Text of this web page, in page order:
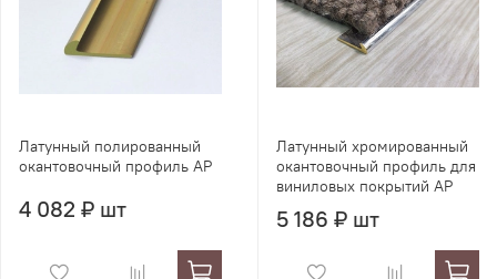
Латунный полированный
окантовочный профиль AP
4 082 ₽ шт
Латунный хромированный
окантовочный профиль для
виниловых покрытий AP
5 186 ₽ шт